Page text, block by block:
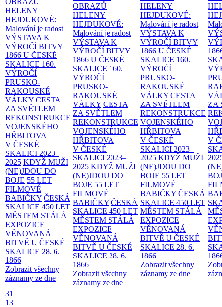
HELENY
HEJDUKOVÉ:
Malování je radost
VÝSTAVA K
VÝROČÍ BITVY
1866 U ČESKÉ
SKALICE 160.
VÝROČÍ
PRUSKO-
RAKOUSKÉ
VÁLKY CESTA
ZA SVĚTLEM
REKONSTRUKCE
VOJENSKÉHO
HŘBITOVA
V ČESKÉ
SKALICI 2023–
2025 KDYŽ MUŽI
(NE)JDOU DO
BOJE 55 LET
FILMOVÉ
BABIČKY ČESKÁ
SKALICE 450 LET
MĚSTEM STÁLÁ
EXPOZICE
VĚNOVANÁ
BITVĚ U ČESKÉ
SKALICE 28. 6.
1866
Zobrazit všechny
záznamy ze dne
OBRAZŮ
HELENY
HEJDUKOVÉ:
Malování je radost
VÝSTAVA K
VÝROČÍ BITVY
1866 U ČESKÉ
SKALICE 160.
VÝROČÍ
PRUSKO-
RAKOUSKÉ
VÁLKY CESTA
ZA SVĚTLEM
REKONSTRUKCE
VOJENSKÉHO
HŘBITOVA
V ČESKÉ
SKALICI 2023–
2025 KDYŽ MUŽI
(NE)JDOU DO
BOJE 55 LET
FILMOVÉ
BABIČKY ČESKÁ
SKALICE 450 LET
MĚSTEM STÁLÁ
EXPOZICE
VĚNOVANÁ
BITVĚ U ČESKÉ
SKALICE 28. 6.
1866
Zobrazit všechny
záznamy ze dne
HELENY
HEJDUKOVÉ:
Malování je radost
VÝSTAVA K
VÝROČÍ BITVY
1866 U ČESKÉ
SKALICE 160.
VÝROČÍ
PRUSKO-
RAKOUSKÉ
VÁLKY CESTA
ZA SVĚTLEM
REKONSTRUKCE
VOJENSKÉHO
HŘBITOVA
V ČESKÉ
SKALICI 2023–
2025 KDYŽ MUŽI
(NE)JDOU DO
BOJE 55 LET
FILMOVÉ
BABIČKY ČESKÁ
SKALICE 450 LET
MĚSTEM STÁLÁ
EXPOZICE
VĚNOVANÁ
BITVĚ U ČESKÉ
SKALICE 28. 6.
1866
Zobrazit všechny
záznamy ze dne
ZA
V
31
13